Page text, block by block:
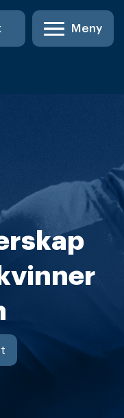
Meny